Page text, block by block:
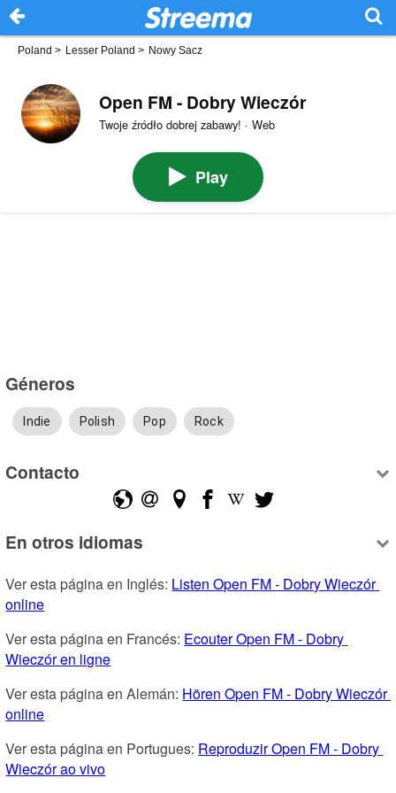
Poland > Lesser Poland > Nowy Sacz
Open FM - Dobry Wieczór
Twoje źródło dobrej zabawy! · Web
Play
Géneros
Indie Polish Pop Rock
Contacto
En otros idiomas
Ver esta página en Inglés: Listen Open FM - Dobry Wieczór
online
Ver esta página en Francés: Ecouter Open FM - Dobry
Wieczór en ligne
Ver esta página en Alemán: Hören Open FM - Dobry Wieczór
online
Ver esta página en Portugues: Reproduzir Open FM - Dobry
Wieczór ao vivo